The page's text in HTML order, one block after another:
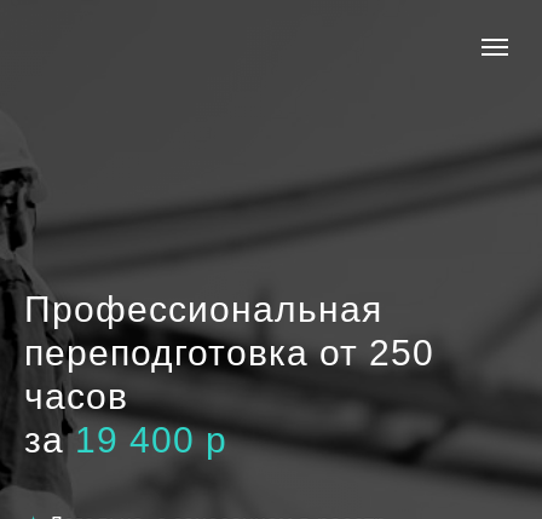
Профессиональная
переподготовкаот 250
часов
за19 400 р